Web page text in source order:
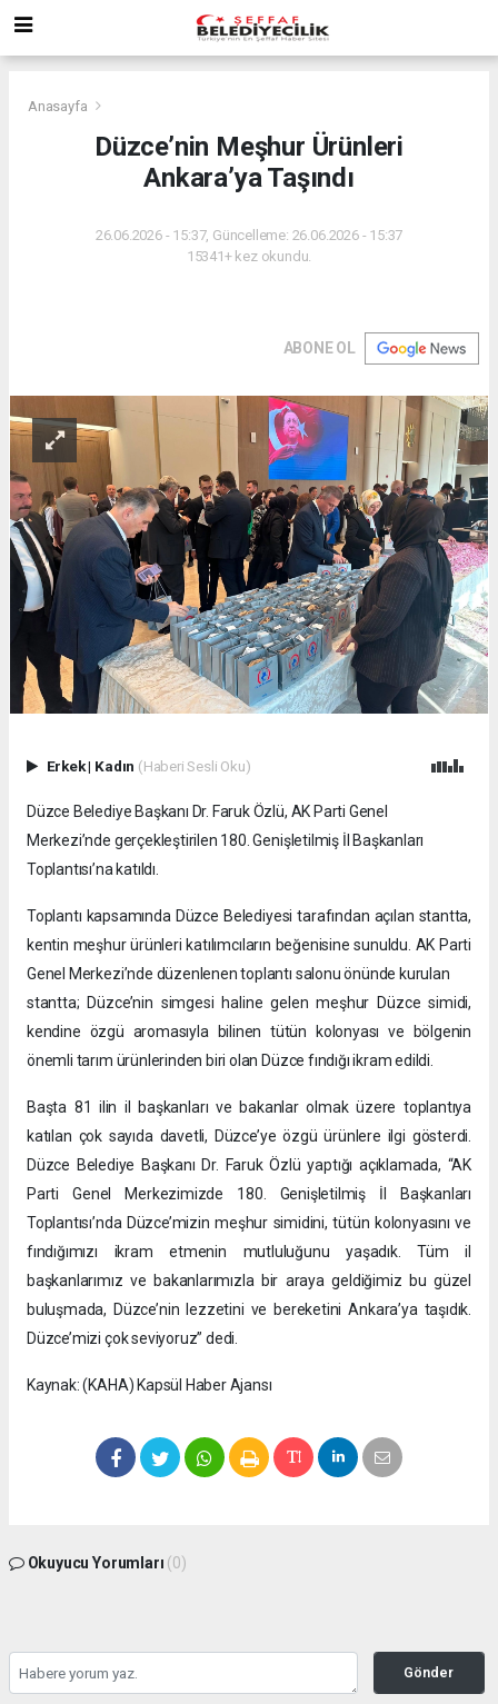
Anasayfa
Düzce’nin Meşhur Ürünleri
Ankara’ya Taşındı
26.06.2026 - 15:37, Güncelleme: 26.06.2026 - 15:37
15341+ kez okundu.
ABONE OL
Erkek| Kadın (Haberi Sesli Oku)
Düzce Belediye Başkanı Dr. Faruk Özlü, AK Parti Genel
Merkezi’nde gerçekleştirilen 180. Genişletilmiş İl Başkanları
Toplantısı’na katıldı.
Toplantı kapsamında Düzce Belediyesi tarafından açılan stantta,
kentin meşhur ürünleri katılımcıların beğenisine sunuldu. AK Parti
Genel Merkezi’nde düzenlenen toplantı salonu önünde kurulan
stantta; Düzce’nin simgesi haline gelen meşhur Düzce simidi,
kendine özgü aromasıyla bilinen tütün kolonyası ve bölgenin
önemli tarım ürünlerinden biri olan Düzce fındığı ikram edildi.
Başta 81 ilin il başkanları ve bakanlar olmak üzere toplantıya
katılan çok sayıda davetli, Düzce’ye özgü ürünlere ilgi gösterdi.
Düzce Belediye Başkanı Dr. Faruk Özlü yaptığı açıklamada, “AK
Parti Genel Merkezimizde 180. Genişletilmiş İl Başkanları
Toplantısı’nda Düzce’mizin meşhur simidini, tütün kolonyasını ve
fındığımızı ikram etmenin mutluluğunu yaşadık. Tüm il
başkanlarımız ve bakanlarımızla bir araya geldiğimiz bu güzel
buluşmada, Düzce’nin lezzetini ve bereketini Ankara’ya taşıdık.
Düzce’mizi çok seviyoruz” dedi.
Kaynak: (KAHA) Kapsül Haber Ajansı
Okuyucu Yorumları (0)
Gönder